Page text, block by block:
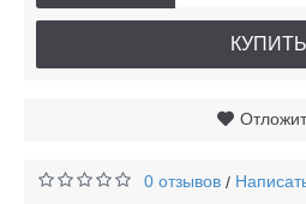
КУПИТЬ
0 отзывов /